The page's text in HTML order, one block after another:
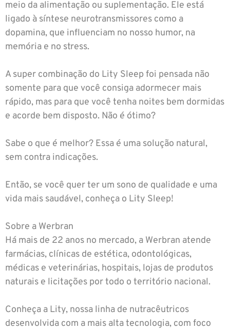
meio da alimentação ou suplementação. Ele está
ligado à síntese neurotransmissores como a
dopamina, que influenciam no nosso humor, na
memória e no stress.
A super combinação do Lity Sleep foi pensada não
somente para que você consiga adormecer mais
rápido, mas para que você tenha noites bem dormidas
e acorde bem disposto. Não é ótimo?
Sabe o que é melhor? Essa é uma solução natural,
sem contra indicações.
Então, se você quer ter um sono de qualidade e uma
vida mais saudável, conheça o Lity Sleep!
Sobre a Werbran
Há mais de 22 anos no mercado, a Werbran atende
farmácias, clínicas de estética, odontológicas,
médicas e veterinárias, hospitais, lojas de produtos
naturais e licitações por todo o território nacional.
Conheça a Lity, nossa linha de nutracêutricos
desenvolvida com a mais alta tecnologia, com foco